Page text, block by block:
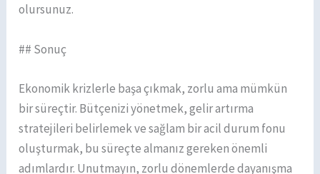
olursunuz.
## Sonuç
Ekonomik krizlerle başa çıkmak, zorlu ama mümkün
bir süreçtir. Bütçenizi yönetmek, gelir artırma
stratejileri belirlemek ve sağlam bir acil durum fonu
oluşturmak, bu süreçte almanız gereken önemli
adımlardır. Unutmayın, zorlu dönemlerde dayanışma